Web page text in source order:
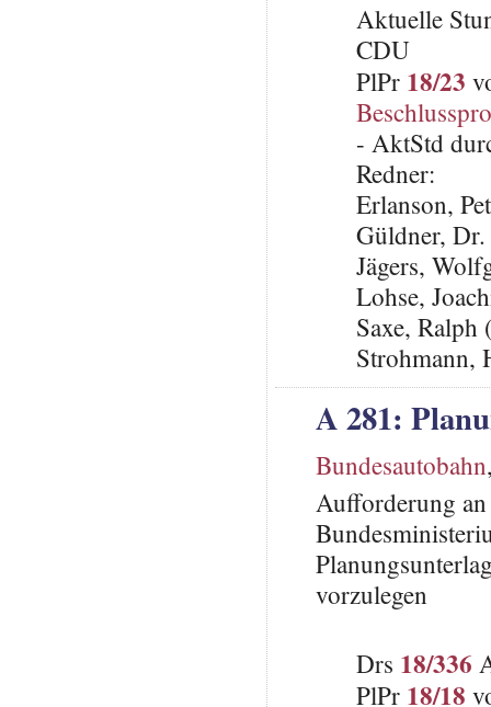
Aktuelle
CDU
PlPr 18/23
- AktStd
Redner:
Erlanson,
Güldner,
Jägers,
Lohse,
Saxe,
Strohmann,
A 281:
Bundesautobahn
Aufforderung
vorzulegen
Drs 18/336
PlPr 18/18